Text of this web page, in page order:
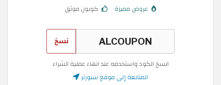
عروض مميزة كوبون موثق
نسخ
انسخ الكود واستخدمه عند انهاء عملية الشراء
المتابعة إلى موقع سبورتر